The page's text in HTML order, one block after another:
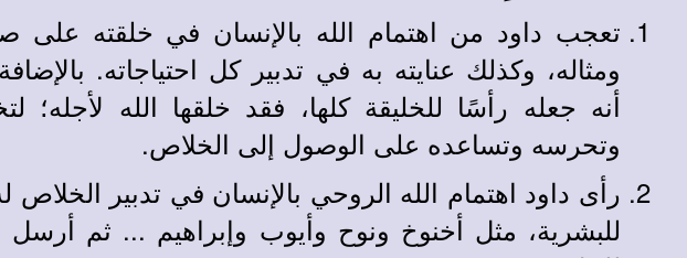
تعجب داود من اهتمام الله بالإنسان في خلقته على
ومثاله، وكذلك عنايته به في تدبير كل احتياجاته.
أنه جعله رأسًا للخليقة كلها، فقد خلقها الله لأجله؛
وتحرسه وتساعده على الوصول إلى الخلاص.
رأى داود اهتمام الله الروحي بالإنسان في تدبير
للبشرية، مثل أخنوخ ونوح وأيوب وإبراهيم ... ثم أرسل